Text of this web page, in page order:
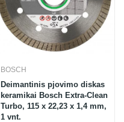
BOSCH
Deimantinis pjovimo diskas
keramikai Bosch Extra-Clean
Turbo, 115 x 22,23 x 1,4 mm,
1 vnt.